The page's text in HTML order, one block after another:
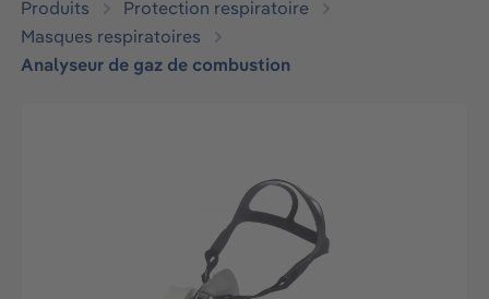
Produits
Protection respiratoire
Masques respiratoires
Analyseur de gaz de combustion